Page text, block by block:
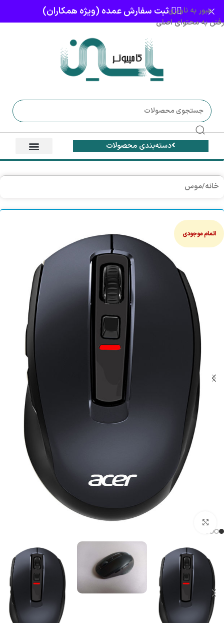
عبور به ناوبری
رفتن به محتوای اصلی
👈🏻 ثبت سفارش عمده (ویژه همکاران)
دسته‌بندی محصولات
خانه/موس
اتمام موجودی